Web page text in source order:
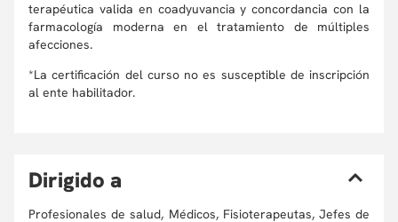
terapéutica valida en coadyuvancia y concordancia con la
farmacología moderna en el tratamiento de múltiples
afecciones.
*La certificación del curso no es susceptible de inscripción
al ente habilitador.
Dirigido a
Profesionales de salud, Médicos, Fisioterapeutas, Jefes de